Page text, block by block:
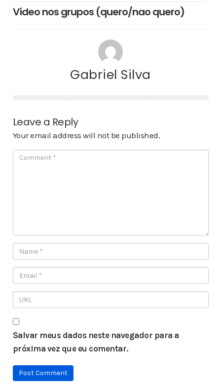
Vídeo nos grupos (quero/nao quero)
Gabriel Silva
Leave a Reply
Your email address will not be published.
Salvar meus dados neste navegador para a
próxima vez que eu comentar.